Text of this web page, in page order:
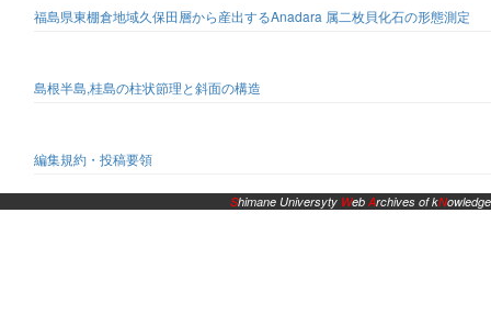
福島県東棚倉地域久保田層から産出するAnadara 属二枚貝化石の形態測定
島根半島,桂島の柱状節理と斜面の構造
編集規約・投稿要領
Shimane Universyty WebArchives of kNowledge